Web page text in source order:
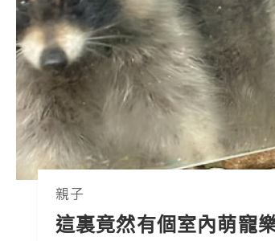
親子
這裏竟然有個室內萌寵樂